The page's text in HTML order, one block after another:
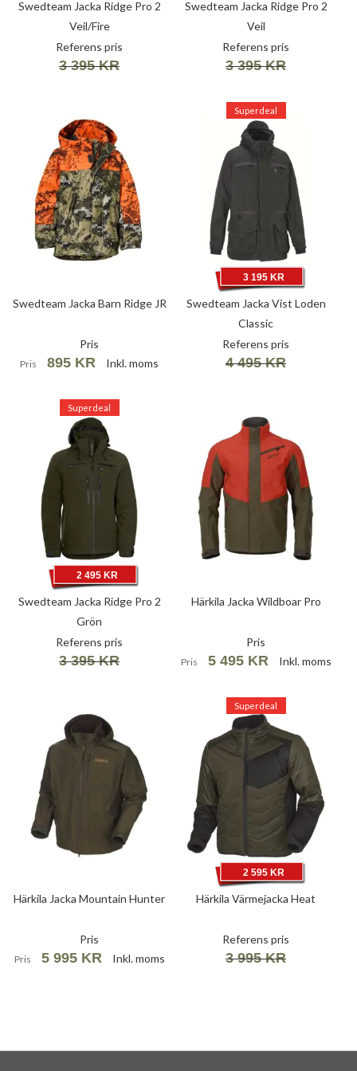
Swedteam Jacka Ridge Pro 2
Veil/Fire
Referens pris
3 395 KR
Swedteam Jacka Ridge Pro 2
Veil
Referens pris
3 395 KR
Swedteam Jacka Barn Ridge JR
Pris
Pris 895 KR Inkl. moms
Superdeal
Swedteam Jacka Vist Loden
Classic
3 195 KR
Referens pris
4 495 KR
Superdeal
Swedteam Jacka Ridge Pro 2
Grön
2 495 KR
Referens pris
3 395 KR
Härkila Jacka Wildboar Pro
Pris
Pris 5 495 KR Inkl. moms
Härkila Jacka Mountain Hunter
Pris
Pris 5 995 KR Inkl. moms
Superdeal
Härkila Värmejacka Heat
2 595 KR
Referens pris
3 995 KR